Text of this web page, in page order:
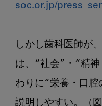
soc.or.jp/
しかし歯科医師が
は、“社会”・“精
わりに“栄養・口腔